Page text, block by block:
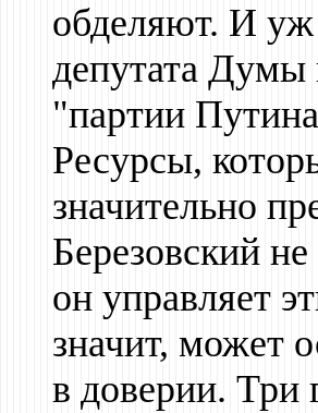
обделяют. И уж
депутата Думы
"партии
Ресурсы,
значительно
Березовский
он управляет
значит, может
в доверии. Три